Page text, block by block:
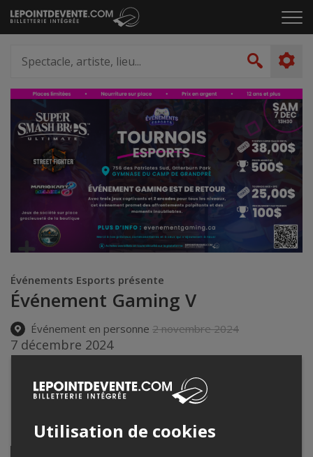
Passer
au
le
artiste,
lieu...
Événements Esports présente
Événement Gaming V
Événement en personne 2 novembre 2024
7 décembre 2024
13h30 – 22h00
Camp de Grandpré (Gymnase)
756 Chemin des Patriotes Sud
Otterburn Park
Partagez cet événement
Utilisation de cookies